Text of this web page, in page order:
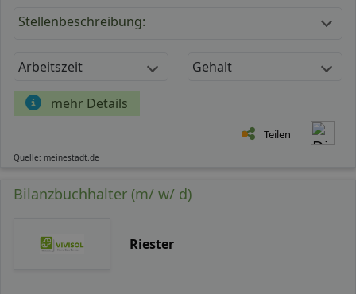
Stellenbeschreibung:
Arbeitszeit Gehalt
mehr Details
Teilen
Quelle: meinestadt.de
Bilanzbuchhalter (m/ w/ d)
Riester